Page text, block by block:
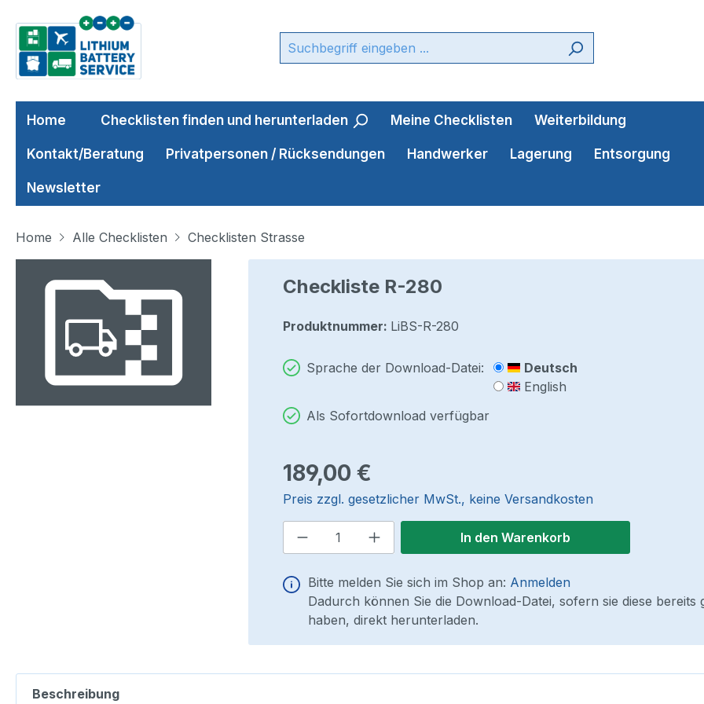
Hauptinhalt springen
Zur Suche springen
Zur Hauptnavigation springen
Home Checklisten finden und herunterladen Meine Checklisten Weiterbildung
Kontakt/Beratung Privatpersonen / Rücksendungen Handwerker Lagerung Entsorgung
Newsletter
Home Alle Checklisten
Checklisten Strasse
Checkliste R-280
Produktnummer: LiBS-R-280
Sprache der Download-Datei:
Deutsch
English
Als Sofortdownload verfügbar
Regulärer Preis:
189,00 €
Preis zzgl. gesetzlicher MwSt., keine Versandkosten
Produkt Anzahl: Gib den gewünschten Wert
In den Warenkorb
Bitte melden Sie sich im Shop an: Anmelden
Dadurch können Sie die Download-Datei, sofern sie diese bereits
haben, direkt herunterladen.
Beschreibung